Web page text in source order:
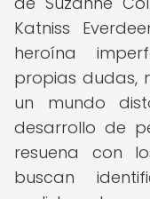
Katniss
heroína
propias dudas,
un mundo
desarrollo de
resuena con
buscan